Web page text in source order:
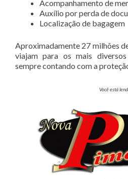
Acompanhamento de
Auxílio por perda de
Localização de bagagem
Aproximadamente 27 milhões
viajam para os mais
sempre contando com a
Você está